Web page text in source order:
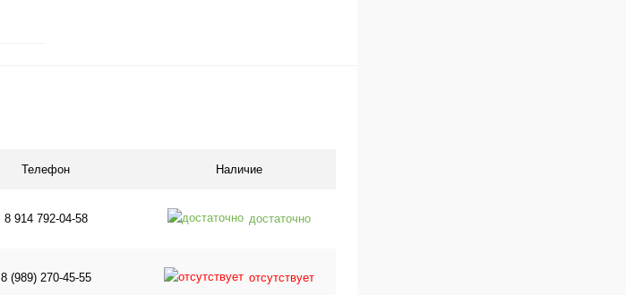
Телефон Наличие
8 914 792-04-58 достаточно
8 (989) 270-45-55 отсутствует